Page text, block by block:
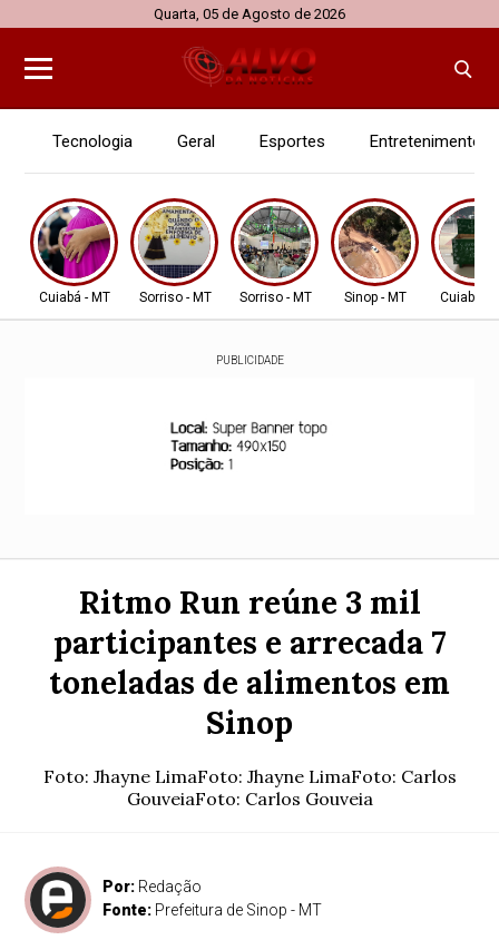
Quarta, 05 de Agosto de 2026
Tecnologia Geral Esportes Entretenimento
Cuiabá - MT Sorriso - MT Sorriso - MT Sinop - MT Cuiabá -
PUBLICIDADE
Ritmo Run reúne 3 mil
participantes e arrecada 7
toneladas de alimentos em
Sinop
Foto: Jhayne LimaFoto: Jhayne LimaFoto: Carlos
GouveiaFoto: Carlos Gouveia
Por: Redação
Fonte: Prefeitura de Sinop - MT